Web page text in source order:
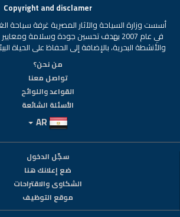
Copyright and disclamer
أسست وزارة السياحة والآثار المصرية غرفة سياحة
في عام 2007 بهدف تحسين جودة وسلامة
والأنشطة البحرية، بالإضافة إلى الحفاظ على الحياة
من نحن؟
تواصل معنا
القواعد واللوائح
الأسئلة الشائعة
سجّل الدخول
ضع إعلانك هنا
الشكاوى والاقتراحات
موقع التوظيف